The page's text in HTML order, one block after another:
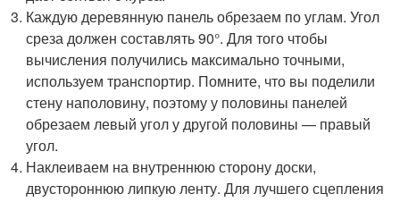
Каждую деревянную панель обрезаем по углам. Угол
среза должен составлять 90°. Для того чтобы
вычисления получились максимально точными,
используем транспортир. Помните, что вы поделили
стену наполовину, поэтому у половины панелей
обрезаем левый угол у другой половины — правый
угол.
Наклеиваем на внутреннюю сторону доски,
двустороннюю липкую ленту. Для лучшего сцепления